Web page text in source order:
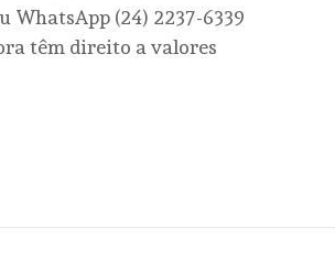
WhatsApp (24) 2237-6339
têm direito a valores